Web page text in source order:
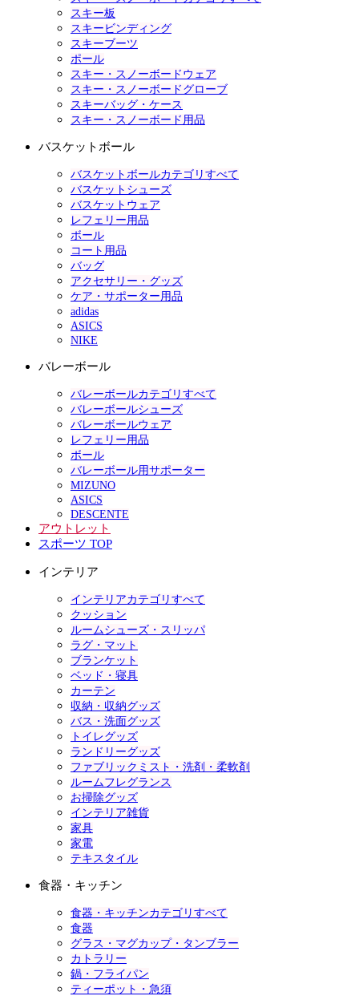
スキー板
スキービンディング
スキーブーツ
ポール
スキー・スノーボードウェア
スキー・スノーボードグローブ
スキーバッグ・ケース
スキー・スノーボード用品
バスケットボール
バスケットボールカテゴリすべて
バスケットシューズ
バスケットウェア
レフェリー用品
ボール
コート用品
バッグ
アクセサリー・グッズ
ケア・サポーター用品
adidas
ASICS
NIKE
バレーボール
バレーボールカテゴリすべて
バレーボールシューズ
バレーボールウェア
レフェリー用品
ボール
バレーボール用サポーター
MIZUNO
ASICS
DESCENTE
アウトレット
スポーツ TOP
インテリア
インテリアカテゴリすべて
クッション
ルームシューズ・スリッパ
ラグ・マット
ブランケット
ベッド・寝具
カーテン
収納・収納グッズ
バス・洗面グッズ
トイレグッズ
ランドリーグッズ
ファブリックミスト・洗剤・柔軟剤
ルームフレグランス
お掃除グッズ
インテリア雑貨
家具
家電
テキスタイル
食器・キッチン
食器・キッチンカテゴリすべて
食器
グラス・マグカップ・タンブラー
カトラリー
鍋・フライパン
ティーポット・急須